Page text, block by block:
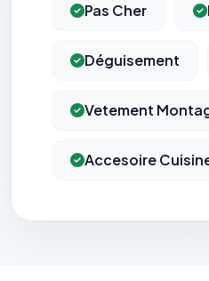
Pas Cher
Déguisement
Vetement
Accesoire